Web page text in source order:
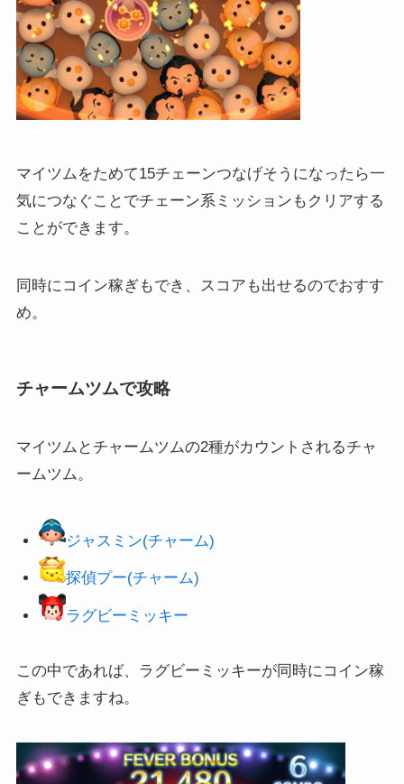
マイツムをためて15チェーンつなげそうになったら一
気につなぐことでチェーン系ミッションもクリアする
ことができます。
同時にコイン稼ぎもでき、スコアも出せるのでおすす
め。
チャームツムで攻略
マイツムとチャームツムの2種がカウントされるチャ
ームツム。
ジャスミン(チャーム)
探偵プー(チャーム)
ラグビーミッキー
この中であれば、ラグビーミッキーが同時にコイン稼
ぎもできますね。